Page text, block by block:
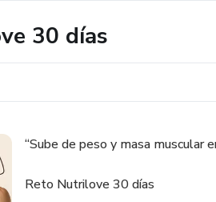
30 días
“Sube de peso y masa muscular
Reto Nutrilove 30 días